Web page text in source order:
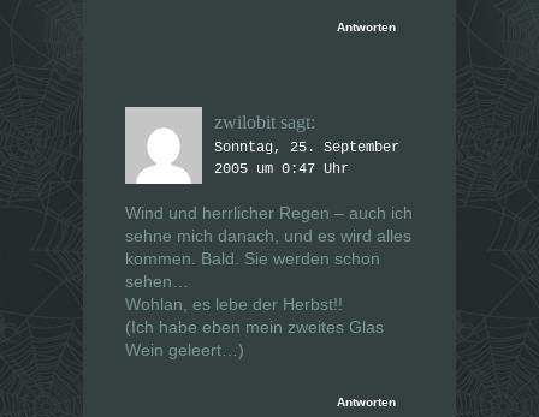
Antworten
zwilobit sagt:
Sonntag, 25. September
2005 um 0:47 Uhr
Wind und herrlicher Regen – auch ich
sehne mich danach, und es wird alles
kommen. Bald. Sie werden schon
sehen…
Wohlan, es lebe der Herbst!!
(Ich habe eben mein zweites Glas
Wein geleert…)
Antworten